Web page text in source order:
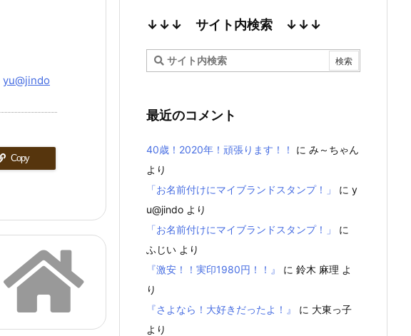
yu@jindo
Copy
↓↓↓ サイト内検索 ↓↓↓
最近のコメント
40歳！2020年！頑張ります！！ に み～ちゃん
より
「お名前付けにマイブランドスタンプ！」
に y
u@jindo より
「お名前付けにマイブランドスタンプ！」
に
ふじい より
『激安！！実印1980円！！』
に 鈴木 麻理 よ
り
『さよなら！大好きだったよ！』
に 大東っ子
より